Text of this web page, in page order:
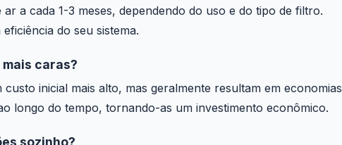
a cada 1-3 meses, dependendo do uso e do tipo de filtro.
do seu sistema.
caras?
inicial mais alto, mas geralmente resultam em economias
longo do tempo, tornando-as um investimento econômico.
sozinho?